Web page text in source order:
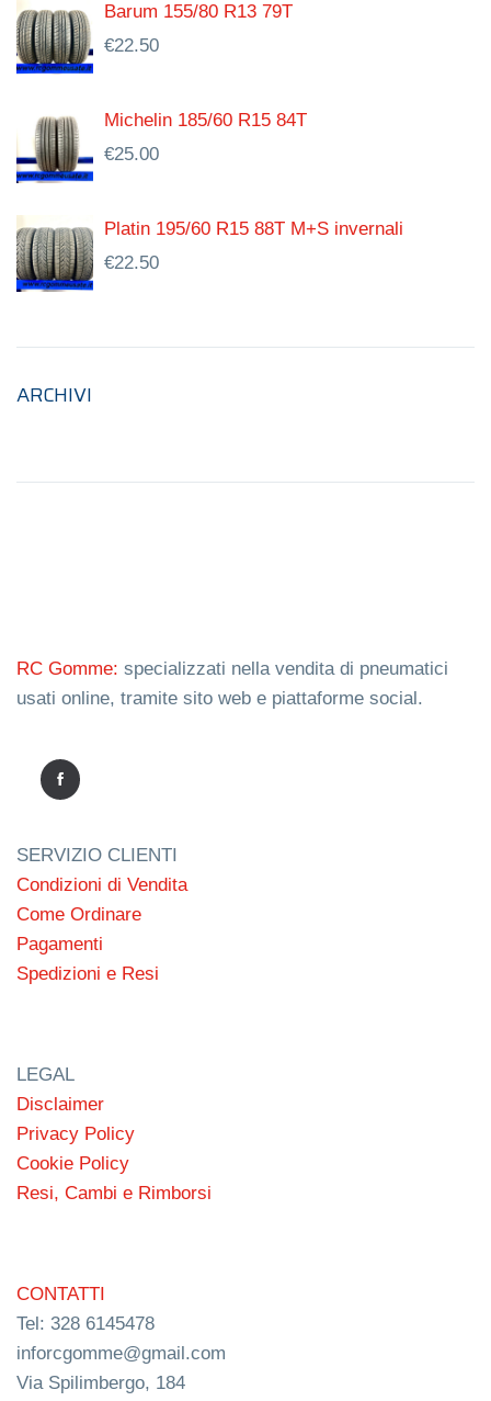
Barum 155/80 R13 79T
€22.50
Michelin 185/60 R15 84T
€25.00
Platin 195/60 R15 88T M+S invernali
€22.50
ARCHIVI
RC Gomme: specializzati nella vendita di pneumatici
usati online, tramite sito web e piattaforme social.
SERVIZIO CLIENTI
Condizioni di Vendita
Come Ordinare
Pagamenti
Spedizioni e Resi
LEGAL
Disclaimer
Privacy Policy
Cookie Policy
Resi, Cambi e Rimborsi
CONTATTI
Tel: 328 6145478
inforcgomme@gmail.com
Via Spilimbergo, 184